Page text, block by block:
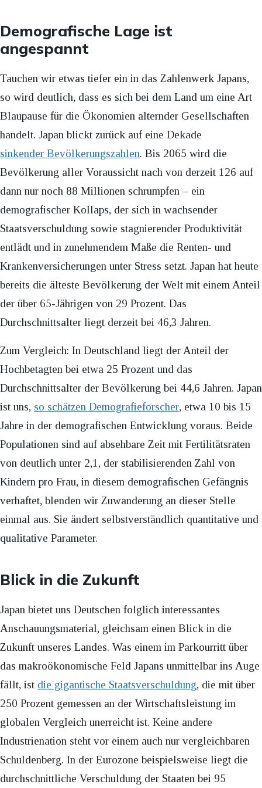
Demografische Lage ist
angespannt
Tauchen wir etwas tiefer ein in das Zahlenwerk Japans,
so wird deutlich, dass es sich bei dem Land um eine Art
Blaupause für die Ökonomien alternder Gesellschaften
handelt. Japan blickt zurück auf eine Dekade
sinkender Bevölkerungszahlen. Bis 2065 wird die
Bevölkerung aller Voraussicht nach von derzeit 126 auf
dann nur noch 88 Millionen schrumpfen – ein
demografischer Kollaps, der sich in wachsender
Staatsverschuldung sowie stagnierender Produktivität
entlädt und in zunehmendem Maße die Renten- und
Krankenversicherungen unter Stress setzt. Japan hat heute
bereits die älteste Bevölkerung der Welt mit einem Anteil
der über 65-Jährigen von 29 Prozent. Das
Durchschnittsalter liegt derzeit bei 46,3 Jahren.
Zum Vergleich: In Deutschland liegt der Anteil der
Hochbetagten bei etwa 25 Prozent und das
Durchschnittsalter der Bevölkerung bei 44,6 Jahren. Japan
ist uns, so schätzen Demografieforscher, etwa 10 bis 15
Jahre in der demografischen Entwicklung voraus. Beide
Populationen sind auf absehbare Zeit mit Fertilitätsraten
von deutlich unter 2,1, der stabilisierenden Zahl von
Kindern pro Frau, in diesem demografischen Gefängnis
verhaftet, blenden wir Zuwanderung an dieser Stelle
einmal aus. Sie ändert selbstverständlich quantitative und
qualitative Parameter.
Blick in die Zukunft
Japan bietet uns Deutschen folglich interessantes
Anschauungsmaterial, gleichsam einen Blick in die
Zukunft unseres Landes. Was einem im Parkourritt über
das makroökonomische Feld Japans unmittelbar ins Auge
fällt, ist die gigantische Staatsverschuldung, die mit über
250 Prozent gemessen an der Wirtschaftsleistung im
globalen Vergleich unerreicht ist. Keine andere
Industrienation steht vor einem auch nur vergleichbaren
Schuldenberg. In der Eurozone beispielsweise liegt die
durchschnittliche Verschuldung der Staaten bei 95